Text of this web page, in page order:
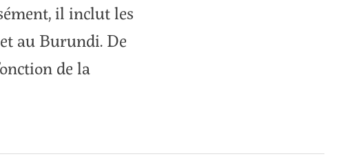
il inclut les
au Burundi. De
de la